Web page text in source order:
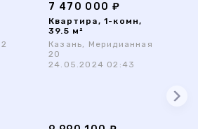
7 470 000 ₽
Квартира, 1-комн,
39.5 м²
Казань, Меридианная
20
24.05.2024 02:43